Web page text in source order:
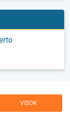
VISOK